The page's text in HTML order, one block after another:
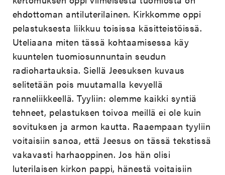
ehdottoman antiluterilainen. Kirkkomme oppi
pelastuksesta liikkuu toisissa käsitteistöissä.
Uteliaana miten tässä kohtaamisessa käy
kuuntelen tuomiosunnuntain seudun
radiohartauksia. Siellä Jeesuksen kuvaus
selitetään pois muutamalla kevyellä
ranneliikkeellä. Tyyliin: olemme kaikki syntiä
tehneet, pelastuksen toivoa meillä ei ole kuin
sovituksen ja armon kautta. Raaempaan tyyliin
voitaisiin sanoa, että Jeesus on tässä tekstissä
vakavasti harhaoppinen. Jos hän olisi
luterilaisen kirkon pappi, hänestä voitaisiin